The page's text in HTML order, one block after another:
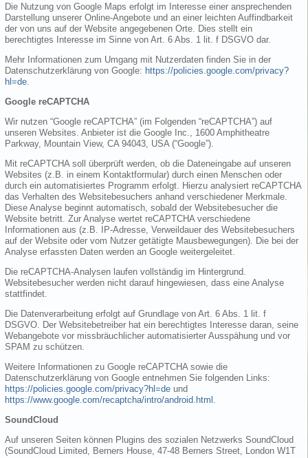
Die Nutzung von Google Maps erfolgt im Interesse einer ansprechenden
Darstellung unserer Online-Angebote und an einer leichten Auffindbarkeit
der von uns auf der Website angegebenen Orte. Dies stellt ein
berechtigtes Interesse im Sinne von Art. 6 Abs. 1 lit. f DSGVO dar.
Mehr Informationen zum Umgang mit Nutzerdaten finden Sie in der
Datenschutzerklärung von Google: https://policies.google.com/privacy?
hl=de
Google reCAPTCHA
Wir nutzen “Google reCAPTCHA” (im Folgenden “reCAPTCHA”) auf
unseren Websites. Anbieter ist die Google Inc., 1600 Amphitheatre
Parkway, Mountain View, CA 94043, USA (“Google”).
Mit reCAPTCHA soll überprüft werden, ob die Dateneingabe auf unseren
Websites (z.B. in einem Kontaktformular) durch einen Menschen oder
durch ein automatisiertes Programm erfolgt. Hierzu analysiert reCAPTCHA
das Verhalten des Websitebesuchers anhand verschiedener Merkmale.
Diese Analyse beginnt automatisch, sobald der Websitebesucher die
Website betritt. Zur Analyse wertet reCAPTCHA verschiedene
Informationen aus (z.B. IP-Adresse, Verweildauer des Websitebesuchers
auf der Website oder vom Nutzer getätigte Mausbewegungen). Die bei der
Analyse erfassten Daten werden an Google weitergeleitet.
Die reCAPTCHA-Analysen laufen vollständig im Hintergrund.
Websitebesucher werden nicht darauf hingewiesen, dass eine Analyse
stattfindet.
Die Datenverarbeitung erfolgt auf Grundlage von Art. 6 Abs. 1 lit. f
DSGVO. Der Websitebetreiber hat ein berechtigtes Interesse daran, seine
Webangebote vor missbräuchlicher automatisierter Ausspähung und vor
SPAM zu schützen.
Weitere Informationen zu Google reCAPTCHA sowie die
Datenschutzerklärung von Google entnehmen Sie folgenden Links:
https://policies.google.com/privacy?hl=de und
https://www.google.com/recaptcha/intro/android.html
SoundCloud
Auf unseren Seiten können Plugins des sozialen Netzwerks SoundCloud
(SoundCloud Limited, Berners House, 47-48 Berners Street, London W1T